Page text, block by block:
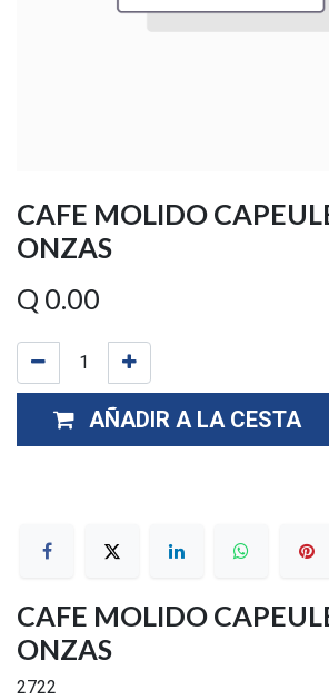
CAFE MOLIDO
ONZAS
Q 0.00
AÑADIR A LA CESTA
CAFE MOLIDO
ONZAS
2722